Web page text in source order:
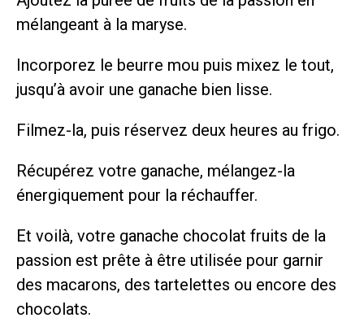
mélangeant à la maryse.
Incorporez le beurre mou puis mixez le tout,
jusqu’à avoir une ganache bien lisse.
Filmez-la, puis réservez deux heures au frigo.
Récupérez votre ganache, mélangez-la
énergiquement pour la réchauffer.
Et voilà, votre ganache chocolat fruits de la
passion est prête à être utilisée pour garnir
des macarons, des tartelettes ou encore des
chocolats.